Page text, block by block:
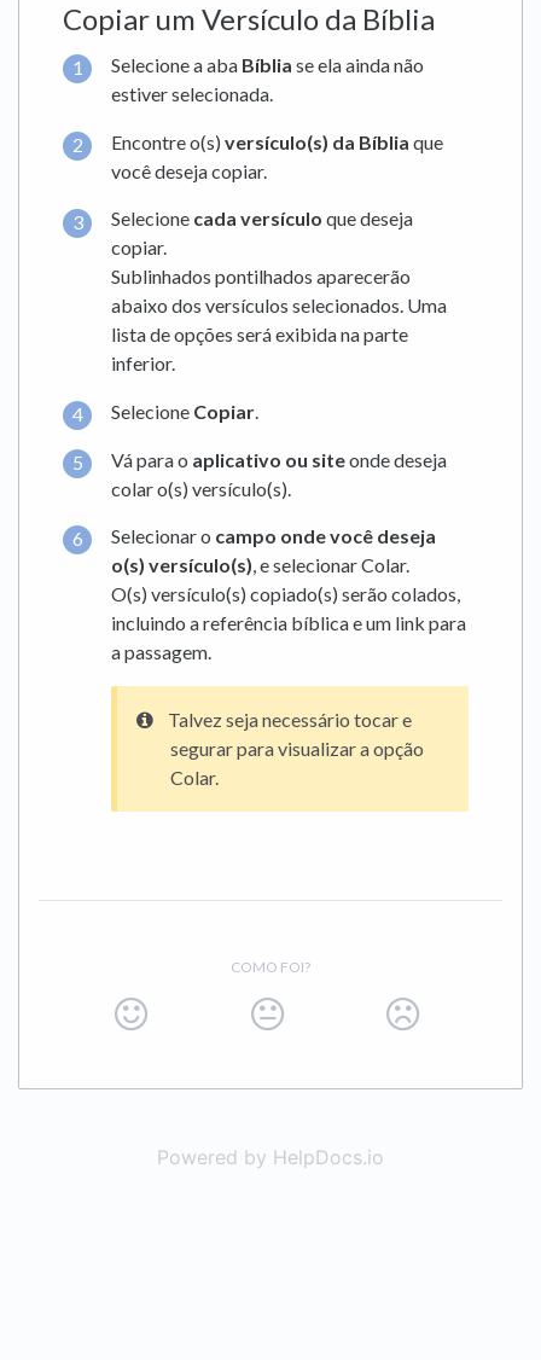
Copiar um Versículo da Bíblia
Selecione a aba Bíblia se ela ainda não
estiver selecionada.
Encontre o(s) versículo(s) da Bíblia que
você deseja copiar.
Selecione cada versículo que deseja
copiar.
Sublinhados pontilhados aparecerão
abaixo dos versículos selecionados. Uma
lista de opções será exibida na parte
inferior.
Selecione Copiar.
Vá para o aplicativo ou siteonde deseja
colar o(s) versículo(s).
Selecionar o campo onde você deseja
o(s) versículo(s), e selecionar Colar.
O(s) versículo(s) copiado(s) serão colados,
incluindo a referência bíblica e um link para
a passagem.
Talvez seja necessário tocar e
segurar para visualizar a opção
Colar.
COMO FOI?
Powered by HelpDocs.io